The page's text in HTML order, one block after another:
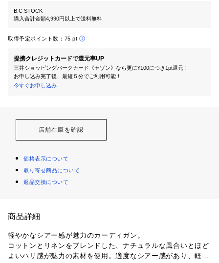
B.C STOCK
購入合計金額4,990円以上で送料無料
取得予定ポイント数： 75 pt
提携クレジットカードで還元率UP
三井ショッピングパークカード《セゾン》なら更に¥100につき1pt還元！
お申し込み完了後、最短５分でご利用可能！
今すぐお申し込み
店舗在庫を確認
価格表示について
取り寄せ商品について
返品交換について
商品詳細
軽やかなシアー感が魅力のカーディガン。
コットンとリネンをブレンドした、ナチュラルな風合いとほど
よいハリ感が魅力の素材を使用。適度なシアー感があり、軽や